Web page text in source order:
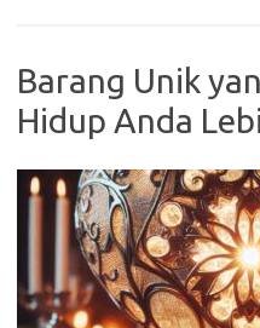
Barang Unik
Hidup Anda